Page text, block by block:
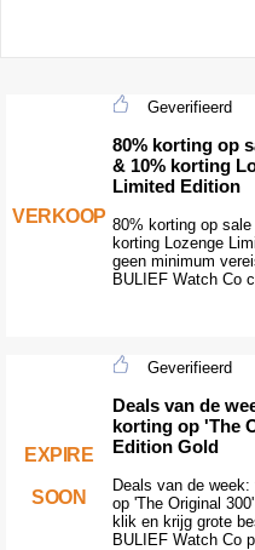
VERKOOP
Geverifieerd
80% korting op
& 10% korting
Limited Edition
80% korting op
korting Lozenge
geen minimum
BULIEF Watch Co
EXPIRE
SOON
Geverifieerd
Deals van de
korting op 'The
Edition Gold
Deals van de
op 'The Original
klik en krijg grote
BULIEF Watch Co